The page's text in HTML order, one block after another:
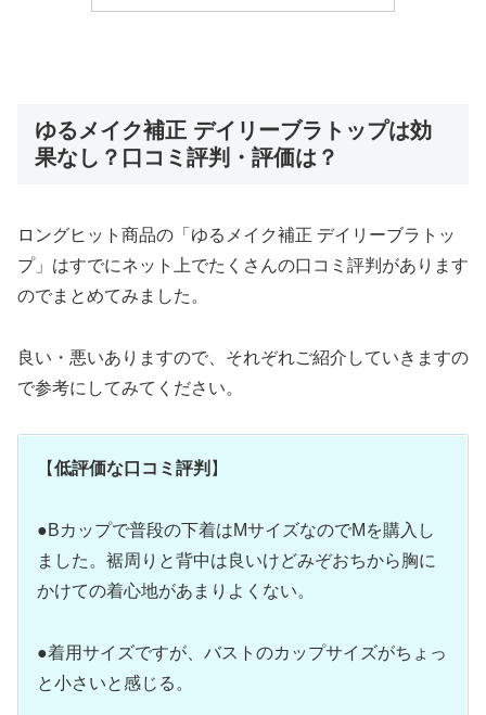
ゆるメイク補正 デイリーブラトップは効
果なし？口コミ評判・評価は？
ロングヒット商品の「ゆるメイク補正 デイリーブラトッ
プ」はすでにネット上でたくさんの口コミ評判があります
のでまとめてみました。
良い・悪いありますので、それぞれご紹介していきますの
で参考にしてみてください。
【低評価な口コミ評判 】
●Bカップで普段の下着はMサイズなのでMを購入し
ました。裾周りと背中は良いけどみぞおちから胸に
かけての着心地があまりよくない。
●着用サイズですが、バストのカップサイズがちょっ
と小さいと感じる。